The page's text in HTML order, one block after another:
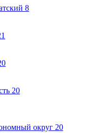
8
20
округ 20